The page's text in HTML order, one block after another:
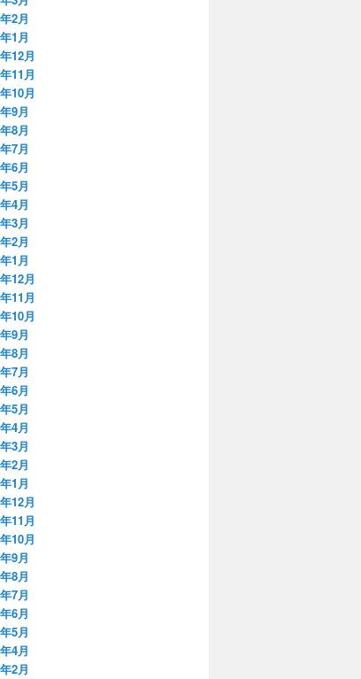
2月
1月
12月
11月
10月
9月
8月
7月
6月
5月
4月
3月
2月
1月
12月
11月
10月
9月
8月
7月
6月
5月
4月
3月
2月
1月
12月
11月
10月
9月
8月
7月
6月
5月
4月
2月